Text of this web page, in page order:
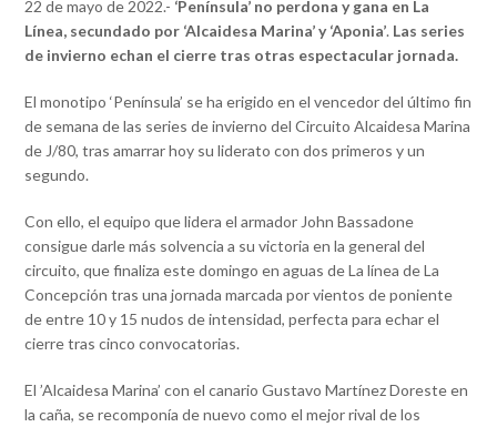
22 de mayo de 2022.- ‘Península’ no perdona y gana en La
Línea, secundado por ‘Alcaidesa Marina’ y ‘Aponia’. Las series
de invierno echan el cierre tras otras espectacular jornada.
El monotipo ‘Península’ se ha erigido en el vencedor del último fin
de semana de las series de invierno del Circuito Alcaidesa Marina
de J/80, tras amarrar hoy su liderato con dos primeros y un
segundo.
Con ello, el equipo que lidera el armador John Bassadone
consigue darle más solvencia a su victoria en la general del
circuito, que finaliza este domingo en aguas de La línea de La
Concepción tras una jornada marcada por vientos de poniente
de entre 10 y 15 nudos de intensidad, perfecta para echar el
cierre tras cinco convocatorias.
El ’Alcaidesa Marina’ con el canario Gustavo Martínez Doreste en
la caña, se recomponía de nuevo como el mejor rival de los